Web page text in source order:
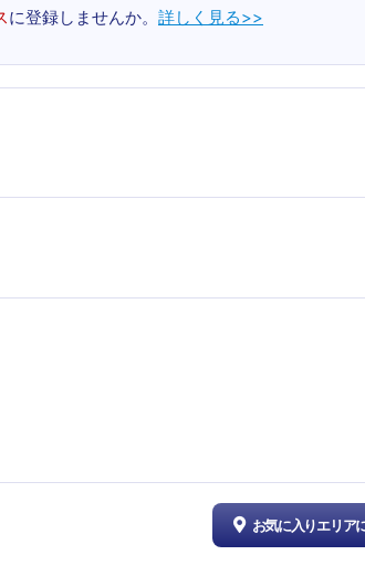
に登録しませんか。 詳しく見る>>
お気に入りエリア